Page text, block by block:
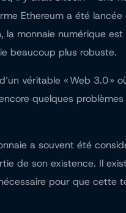
Ethereum a été
monnaie numérique
beaucoup plus robuste.
véritable « Web 3.0
quelques
a souvent été
de son existence. Il
pour que cette